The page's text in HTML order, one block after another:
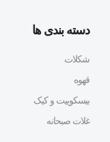
دسته بندی ها
شکلات
قهوه
بیسکوییت و کیک
غلات صبحانه